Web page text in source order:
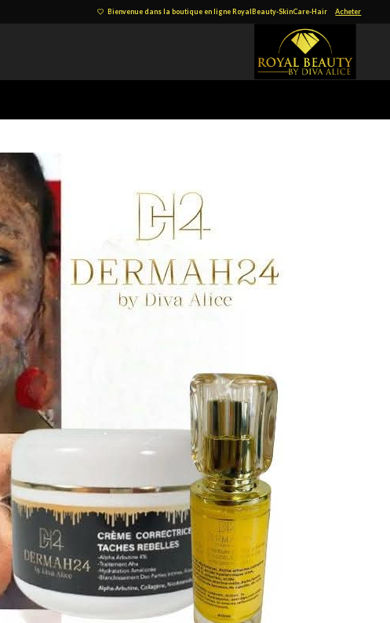
Bienvenue dans la boutique en ligne RoyalBeauty-SkinCare-Hair Acheter